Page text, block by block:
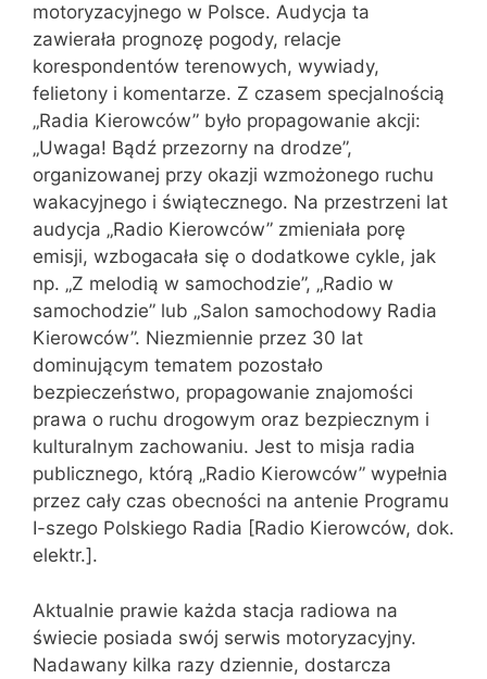
motoryzacyjnego w Polsce. Audycja ta
zawierała prognozę pogody, relacje
korespondentów terenowych, wywiady,
felietony i komentarze. Z czasem specjalnością
„Radia Kierowców” było propagowanie akcji:
„Uwaga! Bądź przezorny na drodze”,
organizowanej przy okazji wzmożonego ruchu
wakacyjnego i świątecznego. Na przestrzeni lat
audycja „Radio Kierowców” zmieniała porę
emisji, wzbogacała się o dodatkowe cykle, jak
np. „Z melodią w samochodzie”, „Radio w
samochodzie” lub „Salon samochodowy Radia
Kierowców”. Niezmiennie przez 30 lat
dominującym tematem pozostało
bezpieczeństwo, propagowanie znajomości
prawa o ruchu drogowym oraz bezpiecznym i
kulturalnym zachowaniu. Jest to misja radia
publicznego, którą „Radio Kierowców” wypełnia
przez cały czas obecności na antenie Programu
I-szego Polskiego Radia [Radio Kierowców, dok.
elektr.].
Aktualnie prawie każda stacja radiowa na
świecie posiada swój serwis motoryzacyjny.
Nadawany kilka razy dziennie, dostarcza